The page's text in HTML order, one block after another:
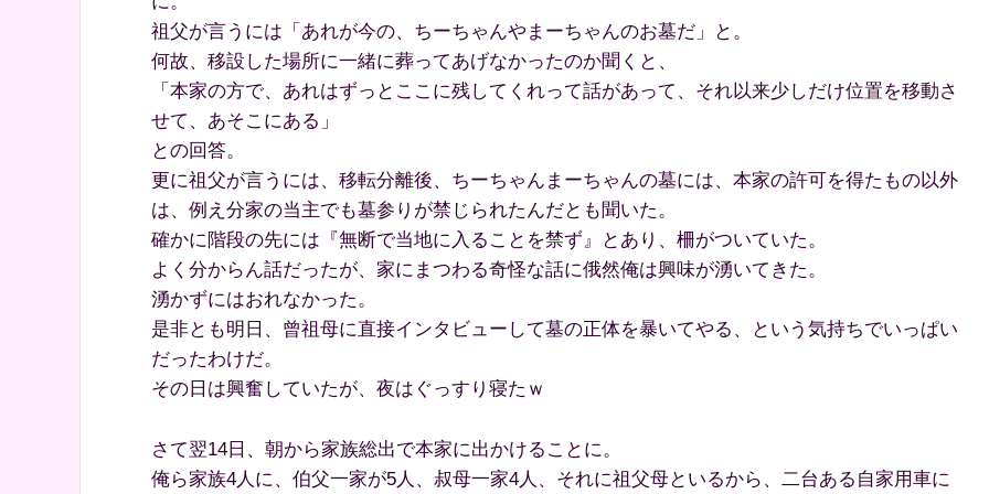
祖父が言うには「あれが今の、ちーちゃんやまーちゃんのお墓だ」と。
何故、移設した場所に一緒に葬ってあげなかったのか聞くと、
「本家の方で、あれはずっとここに残してくれって話があって、それ以来少しだけ位置を移動さ
せて、あそこにある」
との回答。
更に祖父が言うには、移転分離後、ちーちゃんまーちゃんの墓には、本家の許可を得たもの以外
は、例え分家の当主でも墓参りが禁じられたんだとも聞いた。
確かに階段の先には『無断で当地に入ることを禁ず』とあり、柵がついていた。
よく分からん話だったが、家にまつわる奇怪な話に俄然俺は興味が湧いてきた。
湧かずにはおれなかった。
是非とも明日、曾祖母に直接インタビューして墓の正体を暴いてやる、という気持ちでいっぱい
だったわけだ。
その日は興奮していたが、夜はぐっすり寝たｗ
さて翌14日、朝から家族総出で本家に出かけることに。
俺ら家族4人に、伯父一家が5人、叔母一家4人、それに祖父母といるから、二台ある自家用車に